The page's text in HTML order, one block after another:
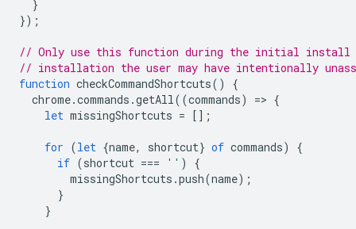
}
});
// Only use this function during the initial install
// installation the user may have intentionally
function checkCommandShortcuts()
{
chrome.commands .getAll((commands) => {
let missingShortcuts = [];
for (let {name, shortcut} of commands)
{
if (shortcut === '' )
{
missingShortcuts .push(name);
}
}